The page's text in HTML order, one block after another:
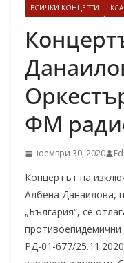
ВСИЧКИ КОНЦЕРТИ
ФМ
ноември 30, 2020
Концертът на
Албена Данаилова,
„България“, се
РД-01-677/